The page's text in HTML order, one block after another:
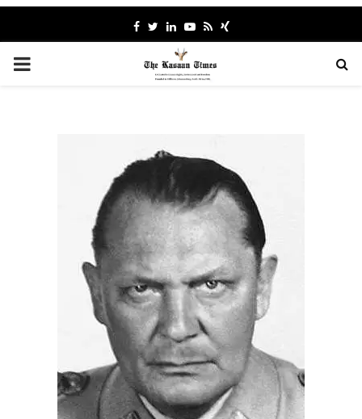
Facebook
TwitterLinkedinYoutube
RssXing
PRIMARY